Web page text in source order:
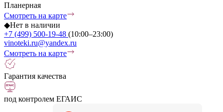
Планерная
Смотреть на карте
◆Нет в наличии
+7 (499) 500-19-48 (10:00–23:00)
vinoteki.ru@yandex.ru
Смотреть на карте
Гарантия качества
под контролем ЕГАИС